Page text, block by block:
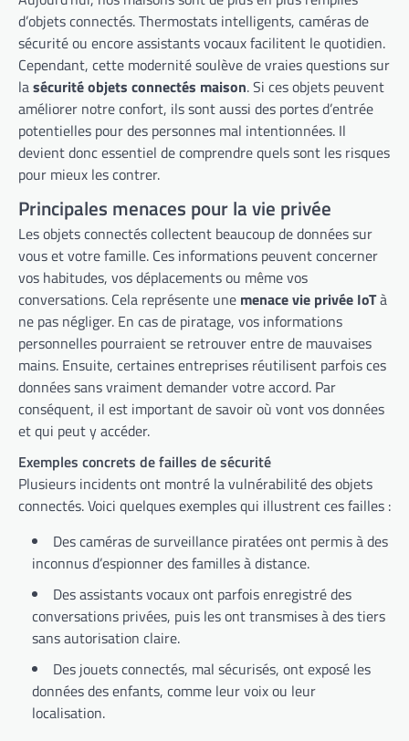
d’objets connectés. Thermostats intelligents, caméras de
sécurité ou encore assistants vocaux facilitent le quotidien.
Cependant, cette modernité soulève de vraies questions sur
lasécurité objets connectés maison. Si ces objets peuvent
améliorer notre confort, ils sont aussi des portes d’entrée
potentielles pour des personnes mal intentionnées. Il
devient donc essentiel de comprendre quels sont les risques
pour mieux les contrer.
Principales menaces pour la vie privée
Les objets connectés collectent beaucoup de données sur
vous et votre famille. Ces informations peuvent concerner
vos habitudes, vos déplacements ou même vos
conversations. Cela représente une menace vie privée IoTà
ne pas négliger. En cas de piratage, vos informations
personnelles pourraient se retrouver entre de mauvaises
mains. Ensuite, certaines entreprises réutilisent parfois ces
données sans vraiment demander votre accord. Par
conséquent, il est important de savoir où vont vos données
et qui peut y accéder.
Exemples concrets de failles de sécurité
Plusieurs incidents ont montré la vulnérabilité des objets
connectés. Voici quelques exemples qui illustrent ces failles :
Des caméras de surveillance piratées ont permis à des
inconnus d’espionner des familles à distance.
Des assistants vocaux ont parfois enregistré des
conversations privées, puis les ont transmises à des tiers
sans autorisation claire.
Des jouets connectés, mal sécurisés, ont exposé les
données des enfants, comme leur voix ou leur
localisation.